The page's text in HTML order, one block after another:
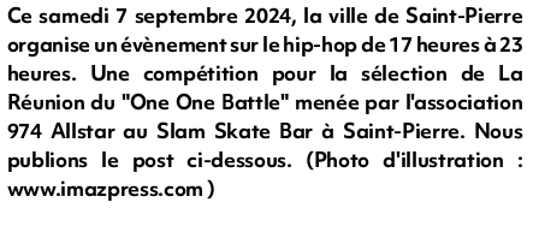
Ce samedi 7 septembre 2024, la ville de Saint-Pierre
organise un évènement sur le hip-hop de 17 heures à 23
heures. Une compétition pour la sélection de La
Réunion du "One One Battle" menée par l'association
974 Allstar au Slam Skate Bar à Saint-Pierre. Nous
publions le post ci-dessous. (Photo d'illustration :
www.imazpress.com )